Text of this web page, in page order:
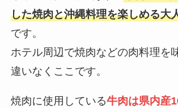
した焼肉と沖縄料理を楽しめる大
です。
ホテル周辺で焼肉などの肉料理を
違いなくここです。
焼肉に使用している牛肉は県内産